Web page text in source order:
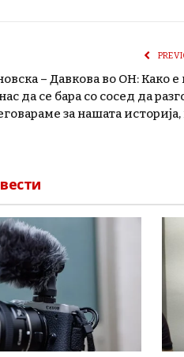
– Давкова во ОН: Како
да се бара со сосед да
за нашата историја,
вести